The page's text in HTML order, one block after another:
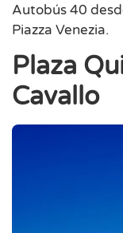
Autobús 40
Piazza Venezia.
Plaza
Cavallo